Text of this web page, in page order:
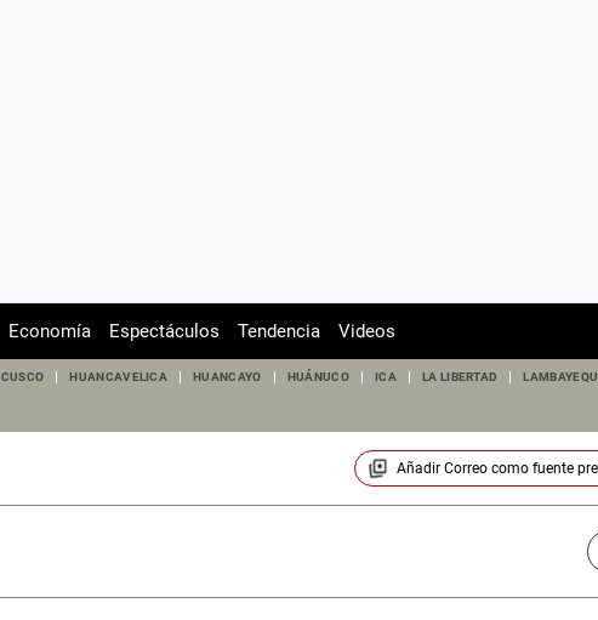
Economía Espectáculos Tendencia Videos
CUSCO HUANCAVELICA HUANCAYO HUÁNUCO ICA LA LIBERTAD
Añadir Correocomo fuente